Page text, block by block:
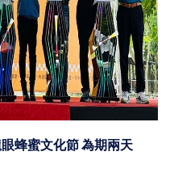
蜂蜜文化節 為期兩天